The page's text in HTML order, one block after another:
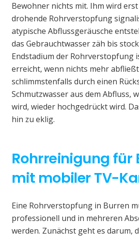
Bewohner nichts mit. Ihm wird
drohende Rohrverstopfung
atypische Abflussgeräusche
das Gebrauchtwasser zäh bis
Endstadium der Rohrverstopfung
erreicht, wenn nichts mehr
schlimmstenfalls durch einen
Schmutzwasser aus dem Abfluss,
wird, wieder hochgedrückt wird.
hin zu eklig.
Rohrreinigung für
mit mobiler TV-
Eine Rohrverstopfung in Burren
professionell und in mehreren
werden. Zunächst geht es darum,